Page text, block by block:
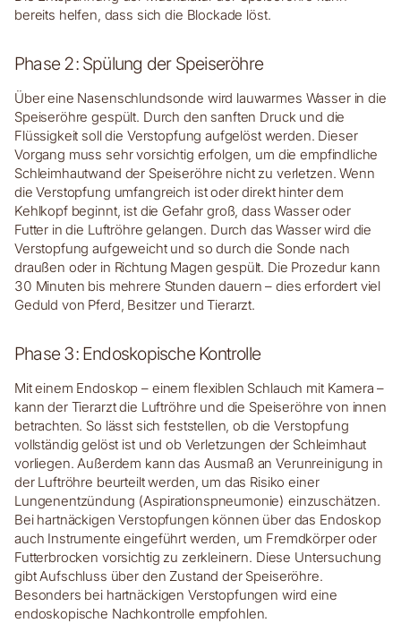
bereits helfen, dass sich die Blockade löst.
Phase 2: Spülung der Speiseröhre
Über eine Nasenschlundsonde wird lauwarmes Wasser in die
Speiseröhre gespült. Durch den sanften Druck und die
Flüssigkeit soll die Verstopfung aufgelöst werden. Dieser
Vorgang muss sehr vorsichtig erfolgen, um die empfindliche
Schleimhautwand der Speiseröhre nicht zu verletzen. Wenn
die Verstopfung umfangreich ist oder direkt hinter dem
Kehlkopf beginnt, ist die Gefahr groß, dass Wasser oder
Futter in die Luftröhre gelangen. Durch das Wasser wird die
Verstopfung aufgeweicht und so durch die Sonde nach
draußen oder in Richtung Magen gespült. Die Prozedur kann
30 Minuten bis mehrere Stunden dauern – dies erfordert viel
Geduld von Pferd, Besitzer und Tierarzt.
Phase 3: Endoskopische Kontrolle
Mit einem Endoskop – einem flexiblen Schlauch mit Kamera –
kann der Tierarzt die Luftröhre und die Speiseröhre von innen
betrachten. So lässt sich feststellen, ob die Verstopfung
vollständig gelöst ist und ob Verletzungen der Schleimhaut
vorliegen. Außerdem kann das Ausmaß an Verunreinigung in
der Luftröhre beurteilt werden, um das Risiko einer
Lungenentzündung (Aspirationspneumonie) einzuschätzen.
Bei hartnäckigen Verstopfungen können über das Endoskop
auch Instrumente eingeführt werden, um Fremdkörper oder
Futterbrocken vorsichtig zu zerkleinern. Diese Untersuchung
gibt Aufschluss über den Zustand der Speiseröhre.
Besonders bei hartnäckigen Verstopfungen wird eine
endoskopische Nachkontrolle empfohlen.